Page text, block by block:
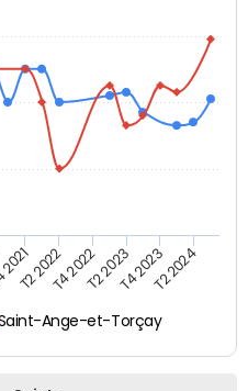
Ange-et-Torçay
T2 2022T4 2022T2 2023T4 2023T2 2024